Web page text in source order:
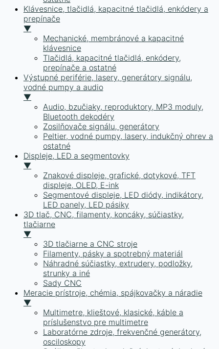
Klávesnice, tlačidlá, kapacitné tlačidlá, enkódery a
prepínače
▼
Mechanické, membránové a kapacitné
klávesnice
Tlačidlá, kapacitné tlačidlá, enkódery,
prepínače a ostatné
Výstupné periférie, lasery, generátory signálu,
vodné pumpy a audio
▼
Audio, bzučiaky, reproduktory, MP3 moduly,
Bluetooth dekodéry
Zosilňovače signálu, generátory
Peltier, vodné pumpy, lasery, indukčný ohrev a
ostatné
Displeje, LED a segmentovky
▼
Znakové displeje, grafické, dotykové, TFT
displeje, OLED, E-ink
Segmentové displeje, LED diódy, indikátory,
LED panely, LED pásiky
3D tlač, CNC, filamenty, koncáky, súčiastky,
tlačiarne
▼
3D tlačiarne a CNC stroje
Filamenty, pásky a spotrebný materiál
Náhradné súčiastky, extrudery, podložky,
strunky a iné
Sady CNC
Meracie prístroje, chémia, spájkovačky a náradie
▼
Multimetre, klieštové, klasické, káble a
príslušenstvo pre multimetre
Laboratórne zdroje, frekvenčné generátory,
osciloskopy